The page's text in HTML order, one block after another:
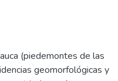
(piedemontes de las
geomorfológicas y